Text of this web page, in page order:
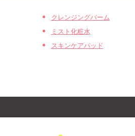
クレンジングバーム
ミスト化粧水
スキンケアパッド